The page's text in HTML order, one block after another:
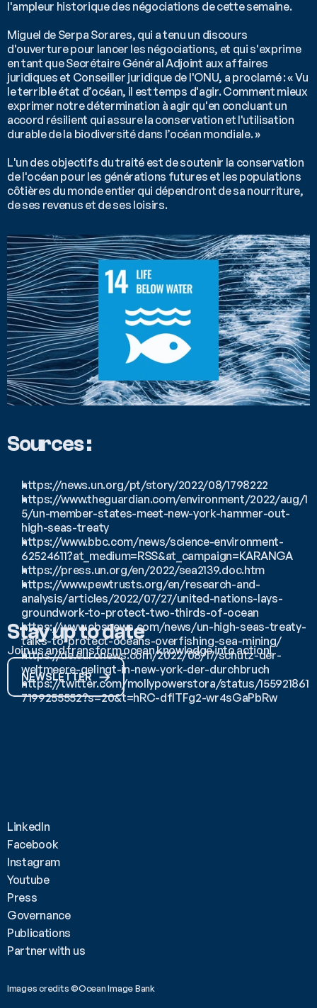
l'ampleur historique des négociations de cette semaine.
Miguel de Serpa Sorares, qui a tenu un discours
d'ouverture pour lancer les négociations, et qui s'exprime
en tant que Secrétaire Général Adjoint aux affaires
juridiques et Conseiller juridique de l'ONU, a proclamé : « Vu
le terrible état d’océan, il est temps d'agir. Comment mieux
exprimer notre détermination à agir qu'en concluant un
accord résilient qui assure la conservation et l'utilisation
durable de la biodiversité dans l’océan mondiale. »
L'un des objectifs du traité est de soutenir la conservation
de l'océan pour les générations futures et les populations
côtières du monde entier qui dépendront de sa nourriture,
de ses revenus et de ses loisirs.
Sources :
https://news.un.org/pt/story/2022/08/1798222
https://www.theguardian.com/environment/2022/aug/1
5/un-member-states-meet-new-york-hammer-out-
high-seas-treaty
https://www.bbc.com/news/science-environment-
62524611?at_medium=RSS&at_campaign=KARANGA
https://press.un.org/en/2022/sea2139.doc.htm
https://www.pewtrusts.org/en/research-and-
analysis/articles/2022/07/27/united-nations-lays-
groundwork-to-protect-two-thirds-of-ocean
https://www.cbsnews.com/news/un-high-seas-treaty-
talks-to-protect-oceans-overfishing-sea-mining/
https://de.euronews.com/2022/08/17/schutz-der-
weltmeere-gelingt-in-new-york-der-durchbruch
https://twitter.com/mollypowerstora/status/155921861
7199255552?s=20&t=hRC-dfITFg2-wr4sGaPbRw
Stay up to date
Join us and transform ocean knowledge into action!
NEWSLETTER
LinkedIn
Facebook
Instagram
Youtube
Press
Governance
Publications
Partner with us
Images credits ©Ocean Image Bank